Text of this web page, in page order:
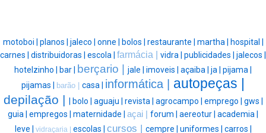
motoboi | planos | jaleco | onne | bolos | restaurante | martha |
hospital |
carnes | distribuidoras | escola | farmácia | vidra | publicidades | jalecos |
hotelzinho |
bar | berçario | jale | imoveis | açaiba | ja | pijama |
pijamas |
barão | casa | informática | autopeças |
depilação | bolo | aguaju | revista | agrocampo | emprego | gws |
guia | empregos | maternidade | açai | forum | aereotur | academia |
leve |
vidraçaria | escolas | cursos | cempre | uniformes | carros |